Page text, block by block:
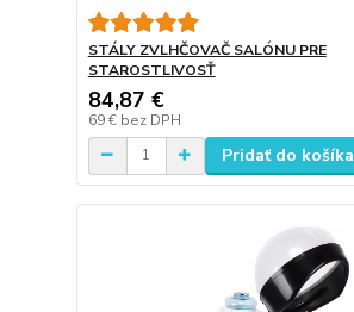
STÁLY ZVLHČOVAČ SALÓNU PRE
STAROSTLIVOSŤ
84,87 €
69 € bez DPH
Pridať do košíka